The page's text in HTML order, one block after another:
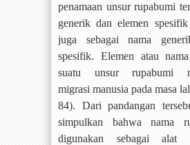
penamaan unsur rupabumi
generik dan elemen
juga sebagai nama
spesifik. Elemen atau
suatu unsur rupabumi
migrasi manusia pada masa
84). Dari pandangan
simpulkan bahwa nama
digunakan sebagai alat